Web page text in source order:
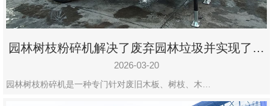
园林树枝粉碎机解决了废弃园林垃圾并实现了再
利用
2026-03-20
园林树枝粉碎机是一种专门针对废旧木板、树枝、木…